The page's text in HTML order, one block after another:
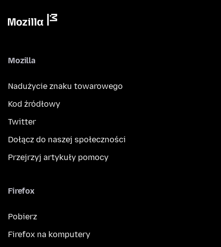
Mozilla
Nadużycie znaku towarowego
Kod źródłowy
Twitter
Dołącz do naszej społeczności
Przejrzyj artykuły pomocy
Firefox
Pobierz
Firefox na komputery